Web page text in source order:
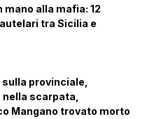
mano alla mafia: 12
tra Sicilia e
provinciale,
scarpata,
Mangano trovato morto